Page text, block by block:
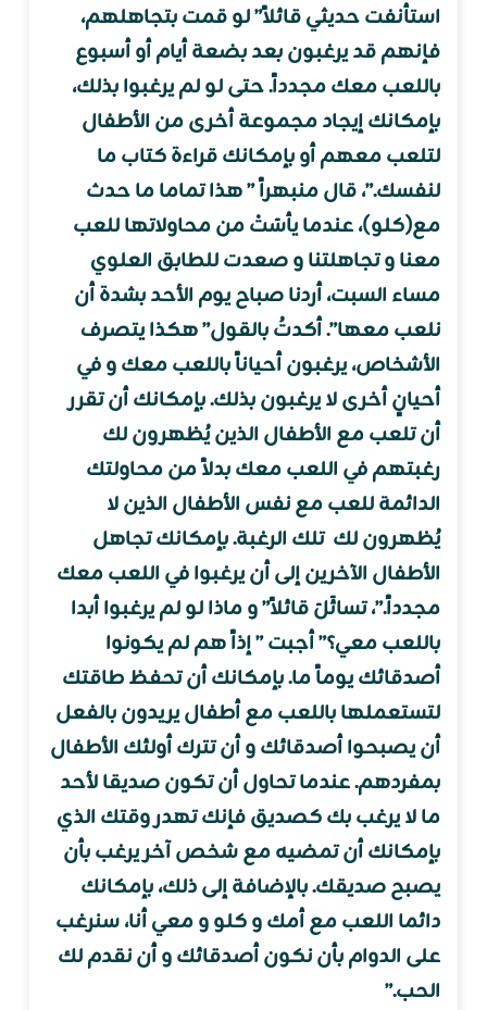
استأنفت حديثي قائلاً” لو قمت بتجاهلهم،
فإنهم قد يرغبون بعد بضعة أيام أو أسبوع
باللعب معك مجدداً. حتى لو لم يرغبوا بذلك،
بإمكانك إيجاد مجموعة أخرى من الأطفال
لتلعب معهم أو بإمكانك قراءة كتاب ما
لنفسك.”، قال منبهراً ” هذا تماما ما حدث
مع(كلو)، عندما يأسَتْ من محاولاتها للعب
معنا و تجاهلتنا و صعدت للطابق العلوي
مساء السبت، أردنا صباح يوم الأحد بشدة أن
نلعب معها”. أكدتُ بالقول” هكذا يتصرف
الأشخاص، يرغبون أحياناً باللعب معك و في
أحيانٍ أخرى لا يرغبون بذلك. بإمكانك أن تقرر
أن تلعب مع الأطفال الذين يُظهرون لك
رغبتهم في اللعب معك بدلاً من محاولتك
الدائمة للعب مع نفس الأطفال الذين لا
يُظهرون لك تلك الرغبة. بإمكانك تجاهل
الأطفال الآخرين إلى أن يرغبوا في اللعب معك
مجدداً.”، تسائَلَ قائلاً” و ماذا لو لم يرغبوا أبدا
باللعب معي؟” أجبت ” إذاً هم لم يكونوا
أصدقائك يوماً ما. بإمكانك أن تحفظ طاقتك
لتستعملها باللعب مع أطفال يريدون بالفعل
أن يصبحوا أصدقائك و أن تترك أولئك الأطفال
بمفردهم. عندما تحاول أن تكون صديقا لأحد
ما لا يرغب بك كصديق فإنك تهدر وقتك الذي
بإمكانك أن تمضيه مع شخص آخر يرغب بأن
يصبح صديقك. بالإضافة إلى ذلك، بإمكانك
دائما اللعب مع أمك و كلو و معي أنا، سنرغب
على الدوام بأن نكون أصدقائك و أن نقدم لك
الحب.”